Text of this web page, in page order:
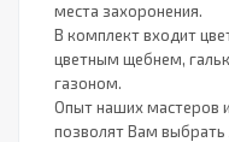
места захоронения.
В комплект входит
цветным щебнем,
газоном.
Опыт наших мастеров
позволят Вам